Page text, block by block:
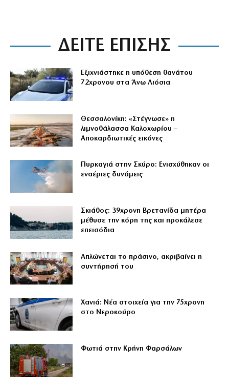
ΔΕΙΤΕ ΕΠΙΣΗΣ
Εξιχνιάστηκε η υπόθεση θανάτου
72χρονου στα Άνω Λιόσια
Θεσσαλονίκη: «Στέγνωσε» η
λιμνοθάλασσα Καλοχωρίου –
Αποκαρδιωτικές εικόνες
Πυρκαγιά στην Σκύρο: Ενισχύθηκαν οι
εναέριες δυνάμεις
Σκιάθος: 39χρονη Βρετανίδα μητέρα
μέθυσε την κόρη της και προκάλεσε
επεισόδια
Απλώνεται το πράσινο, ακριβαίνει η
συντήρησή του
Χανιά: Νέα στοιχεία για την 75χρονη
στο Νεροκούρο
Φωτιά στην Κρήνη Φαρσάλων